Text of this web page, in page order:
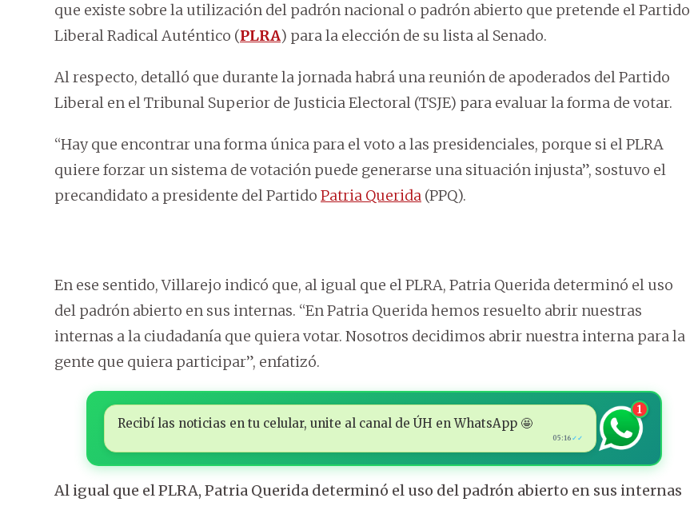
que existe sobre la utilización del padrón nacional o padrón abierto que pretende el Partido
Liberal Radical Auténtico (PLRA) para la elección de su lista al Senado.
Al respecto, detalló que durante la jornada habrá una reunión de apoderados del Partido
Liberal en el Tribunal Superior de Justicia Electoral (TSJE) para evaluar la forma de votar.
“Hay que encontrar una forma única para el voto a las presidenciales, porque si el PLRA
quiere forzar un sistema de votación puede generarse una situación injusta”, sostuvo el
precandidato a presidente del Partido Patria Querida (PPQ).
En ese sentido, Villarejo indicó que, al igual que el PLRA, Patria Querida determinó el uso
del padrón abierto en sus internas. “En Patria Querida hemos resuelto abrir nuestras
internas a la ciudadanía que quiera votar. Nosotros decidimos abrir nuestra interna para la
gente que quiera participar”, enfatizó.
Recibí las noticias en tu celular, unite al canal de ÚH en WhatsApp 🤩
05:16 ✓✓
1
Al igual que el PLRA, Patria Querida determinó el uso del padrón abierto en sus internas